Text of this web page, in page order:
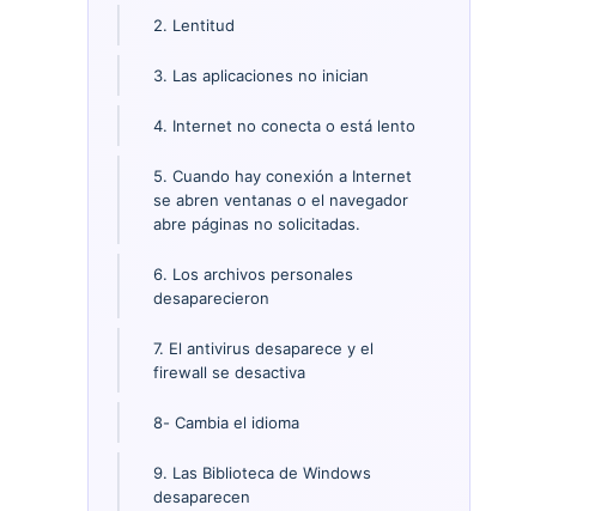
5. Cuando hay conexión a Internet
se abren ventanas o el navegador
6. Los archivos personales
7. El antivirus desaparece y el
9. Las Biblioteca de Windows